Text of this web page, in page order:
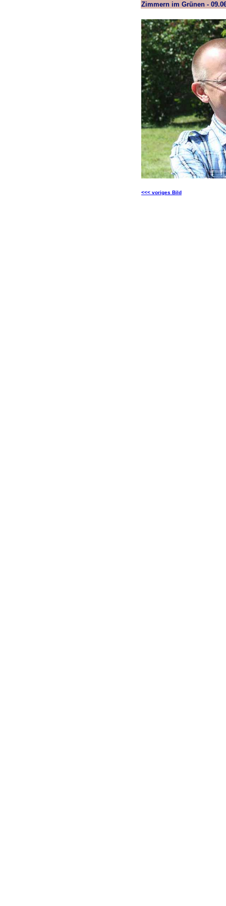
Zimmern im Grünen -
<<< voriges Bild